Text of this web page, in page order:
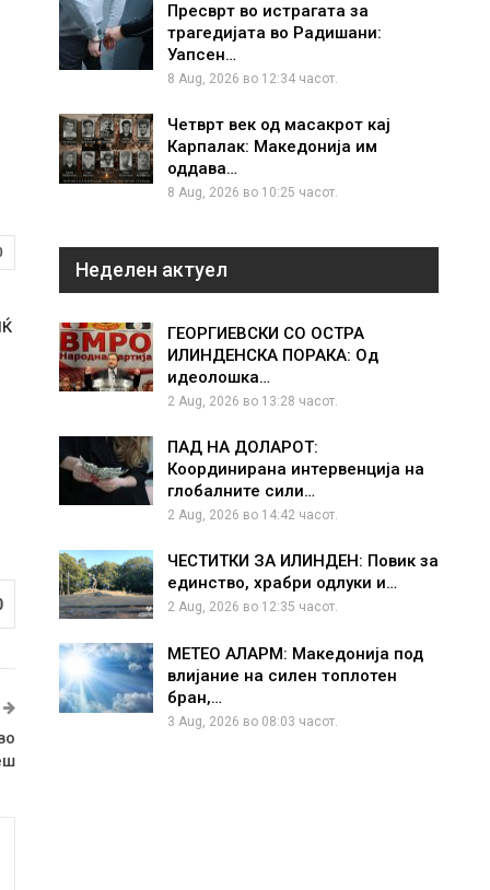
Пресврт во истрагата за
трагедијата во Радишани:
Уапсен…
8 Aug, 2026 во 12:34 часот.
Четврт век од масакрот кај
Карпалак: Македонија им
оддава…
8 Aug, 2026 во 10:25 часот.
Неделен актуел
ГЕОРГИЕВСКИ СО ОСТРА
ИЛИНДЕНСКА ПОРАКА: Од
идеолошка…
2 Aug, 2026 во 13:28 часот.
ПАД НА ДОЛАРОТ:
Координирана интервенција на
глобалните сили…
2 Aug, 2026 во 14:42 часот.
ЧЕСТИТКИ ЗА ИЛИНДЕН: Повик за
единство, храбри одлуки и…
2 Aug, 2026 во 12:35 часот.
МЕТЕО АЛАРМ: Македонија под
влијание на силен топлотен
бран,…
3 Aug, 2026 во 08:03 часот.